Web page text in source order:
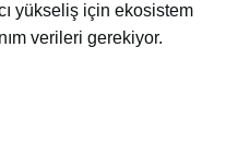
yükseliş için ekosistem
verileri gerekiyor.